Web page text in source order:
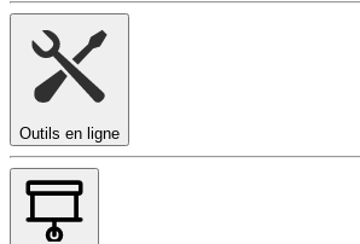
Outils en ligne